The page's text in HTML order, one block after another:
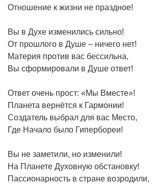
Отношение к жизни не праздное!
Вы в Духе изменились сильно!
От прошлого в Душе – ничего нет!
Материя против вас бессильна,
Вы сформировали в Душе ответ!
Ответ очень прост: «Мы Вместе»!
Планета вернётся к Гармонии!
Создатель выбрал для вас Место,
Где Начало было Гипербореи!
Вы не заметили, но изменили!
На Планете Духовную обстановку!
Пассионарность в стране возродили,